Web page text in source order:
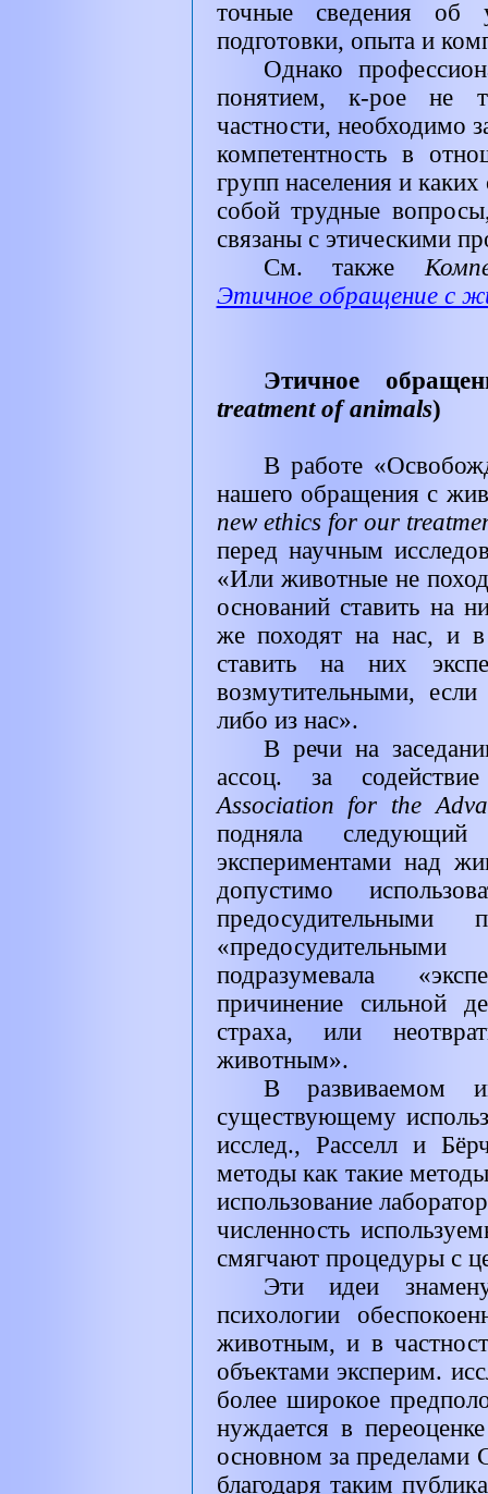
точные сведения об
подготовки, опыта и
Однако
понятием, к-рое не
частности, необходимо
компетентность в
групп населения и каких
собой трудные
связаны с этическими
См. также
Этичное обращение с
Этичное
treatment of animals)
В работе
нашего обращения с
new ethics for our
перед научным
«Или животные не
оснований ставить на
же походят на нас, и
ставить на них
возмутительными,
либо из нас».
В речи на
ассоц. за
Association for the
подняла
экспериментами над
допустимо
подразумевала
причинение сильной
страха, или
животным».
В развиваемом
существующему
исслед., Расселл и
методы как такие
использование
численность
смягчают процедуры с
Эти идеи
психологии
животным, и в
объектами эксперим.
более широкое
нуждается в
основном за пределами
благодаря таким